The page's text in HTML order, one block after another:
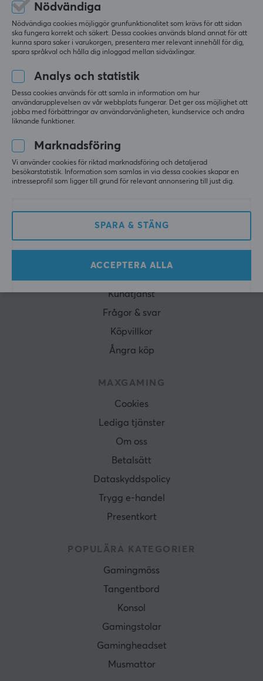
VISA FLER...
Nyhetsbrev för gamers
Mer än 400 000 gamers prenumererar idag på vårt
nyhetsbrev. Få exklusiva nyheter, ta emot grymma
erbjudanden samt mycket mer!
Kundtjänst
Frågor & svar
Köpvillkor
Ångra köp
MAXGAMING
Cookies
Lediga tjänster
Om oss
Betalsätt
Dataskyddspolicy
Trygg e-handel
Presentkort
POPULÄRA KATEGORIER
Gamingmöss
Tangentbord
Konsol
Gamingstolar
Gamingheadset
Musmattor
Nödvändiga
Nödvändiga cookies möjliggör grunfunktionalitet som krävs för att sidan
ska fungera korrekt och säkert. Dessa cookies används bland annat för att
kunna spara saker i varukorgen, presentera mer relevant innehåll för dig,
spara språkval och hålla dig inloggad mellan sidväxlingar.
Analys och statistik
Dessa cookies används för att samla in information om hur
användarupplevelsen av vår webbplats fungerar. Det ger oss möjlighet att
jobba med förbättringar av användarvänligheten, kundservice och andra
liknande funktioner.
Marknadsföring
Vi använder cookies för riktad marknadsföring och detaljerad
besökarstatistik. Information som samlas in via dessa cookies skapar en
intresseprofil som ligger till grund för relevant annonsering till just dig.
SPARA & STÄNG
ACCEPTERA ALLA